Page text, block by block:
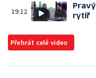
19:12
Pravý
rytíř
Přehrát celé video